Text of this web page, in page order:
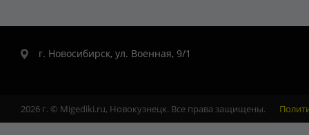
г. Новосибирск, ул. Военная, 9/1
2026 г. © Migediki.ru, Новокузнецк. Все права защищены.